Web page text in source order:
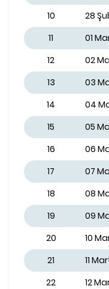
10
28
11
01
12
02
13
03
14
04
15
05
16
06
17
07
18
08
19
09
20
10
21
11
22
12